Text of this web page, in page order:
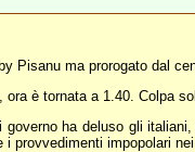
Pisanu ma prorogato dal
è tornata a 1.40. Colpa
governo ha deluso gli
provvedimenti impopolari